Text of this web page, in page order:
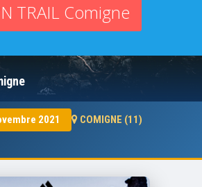
TRAIL Comigne
2021 COMIGNE (11)